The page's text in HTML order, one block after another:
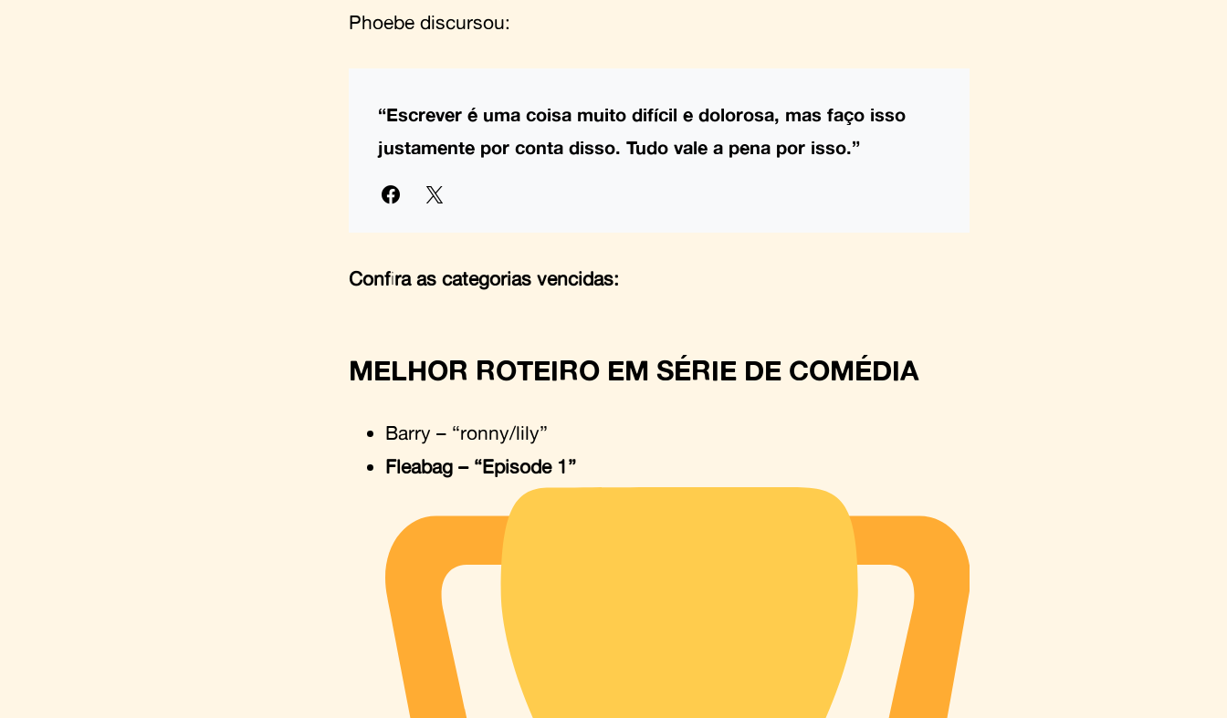
Phoebe discursou:
“Escrever é uma coisa muito difícil e dolorosa, mas faço isso
justamente por conta disso. Tudo vale a pena por isso.”
Confira as categorias vencidas:
MELHOR ROTEIRO EM SÉRIE DE COMÉDIA
Barry – “ronny/lily”
Fleabag – “Episode 1”